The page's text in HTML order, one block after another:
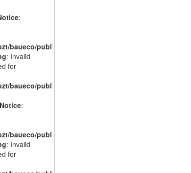
:
baueco/public_html/catalog/view/theme/baueco/
: Invalid
for
baueco/public_html/catalog/view/theme/baueco/
Notice:
baueco/public_html/catalog/view/theme/baueco/
: Invalid
for